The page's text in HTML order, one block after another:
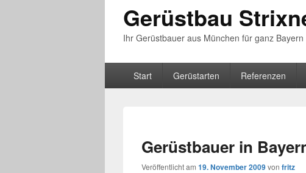
Gerüstbau
Ihr Gerüstbauer aus München für ganz Bayern
Start Gerüstarten Referenzen
Gerüstbauer in
Veröffentlicht am 19. November 2009von fritz